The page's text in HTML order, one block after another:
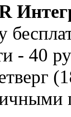
- 40